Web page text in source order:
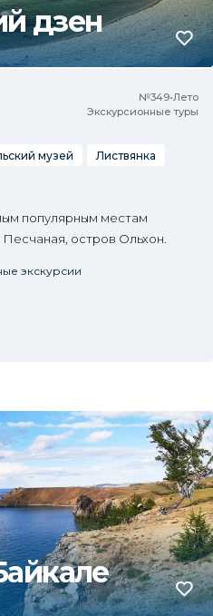
дзен
№349•Лето
Экскурсионные туры
музей
Листвянка
популярным местам
Песчаная, остров Ольхон.
экскурсии